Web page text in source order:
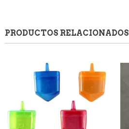
PRODUCTOS RELACIONADOS